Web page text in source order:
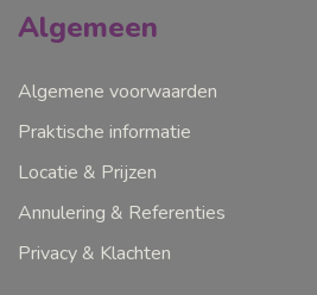
Algemeen
Algemene voorwaarden
Praktische informatie
Locatie & Prijzen
Annulering & Referenties
Privacy & Klachten